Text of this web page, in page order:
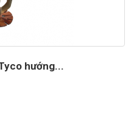
hướng...